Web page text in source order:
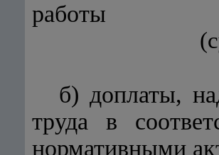
работы
б) доплаты,
труда в
нормативными